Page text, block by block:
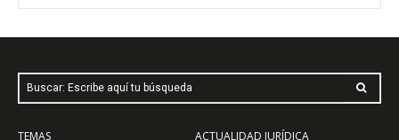
Buscar: Escribe aquí tu búsqueda
TEMAS
ACTUALIDAD JURÍDICA